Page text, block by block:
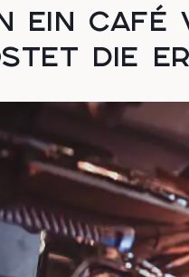
EIN CAFÉ
DIE